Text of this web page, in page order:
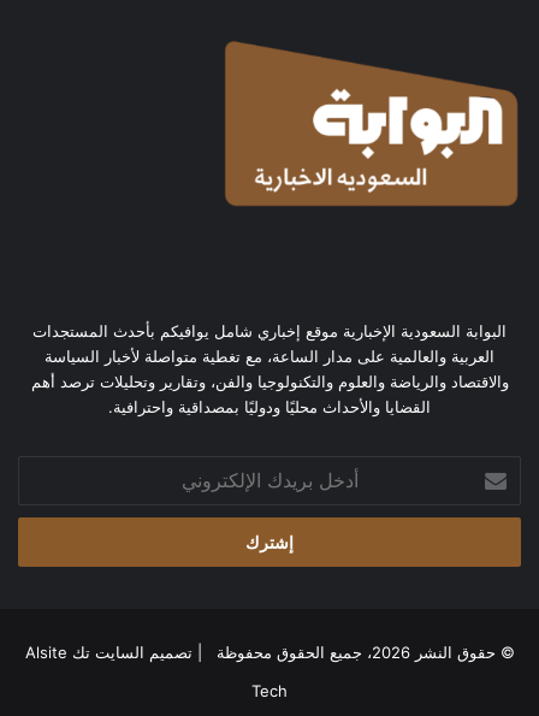
البوابة السعودية الإخبارية موقع إخباري شامل يوافيكم بأحدث المستجدات
العربية والعالمية على مدار الساعة، مع تغطية متواصلة لأخبار السياسة
والاقتصاد والرياضة والعلوم والتكنولوجيا والفن، وتقارير وتحليلات ترصد أهم
القضايا والأحداث محليًا ودوليًا بمصداقية واحترافية.
بريدك
الإلكتروني
© حقوق النشر 2026، جميع الحقوق محفوظة | تصميم
السايت تك Alsite
Tech